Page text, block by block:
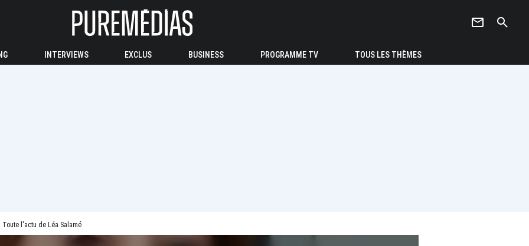
newsletter search
INTERVIEWS EXCLUS BUSINESS PROGRAMME TV TOUS LES THÈMES
Toute l'actu de Léa Salamé